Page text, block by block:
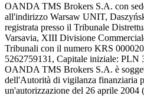
OANDA TMS Brokers S.A. con
all'indirizzo Warsaw UNIT,
registrata presso il Tribunale
Varsavia, XIII Divisione
Tribunali con il numero KRS
5262759131, Capitale iniziale: PLN
OANDA TMS Brokers S.A. è
dell'Autorità di vigilanza finanziaria
un'autorizzazione del 26 aprile